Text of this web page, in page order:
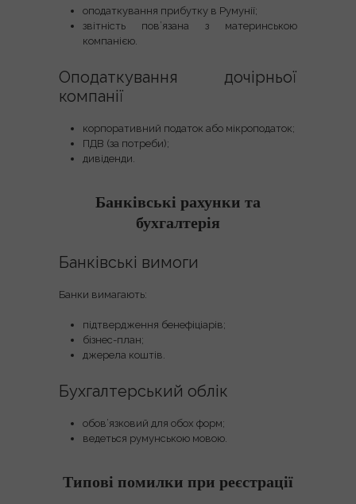
оподаткування прибутку в Румунії;
звітність пов’язана з материнською
компанією.
Оподаткування дочірньої
компанії
корпоративний податок або мікроподаток;
ПДВ (за потреби);
дивіденди.
Банківські рахунки та
бухгалтерія
Банківські вимоги
Банки вимагають:
підтвердження бенефіціарів;
бізнес-план;
джерела коштів.
Бухгалтерський облік
обов’язковий для обох форм;
ведеться румунською мовою.
Типові помилки при реєстрації